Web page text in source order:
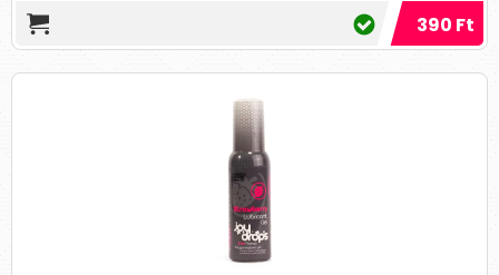
390 Ft